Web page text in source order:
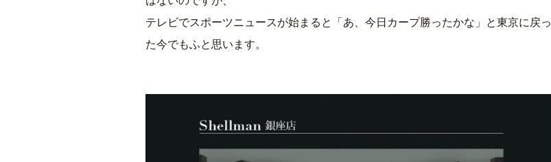
テレビでスポーツニュースが始まると「あ、今日カープ勝ったかな」と東京に戻っ
た今でもふと思います。